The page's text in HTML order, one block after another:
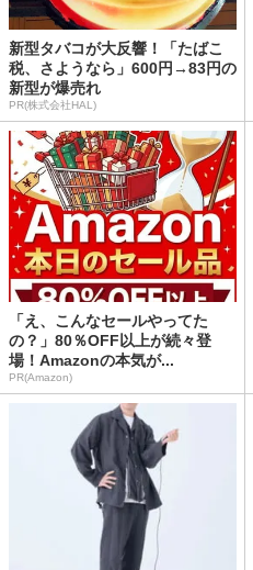
新型タバコが大反響！「たばこ
税、さようなら」600円→83円の
新型が爆売れ
PR(株式会社HAL)
「え、こんなセールやってた
の？」80％OFF以上が続々登
場！Amazonの本気が...
PR(Amazon)